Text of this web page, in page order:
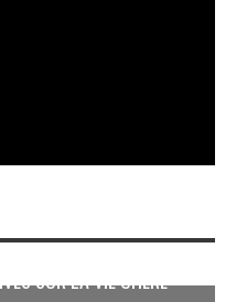
SUR LA VIE CHÈRE